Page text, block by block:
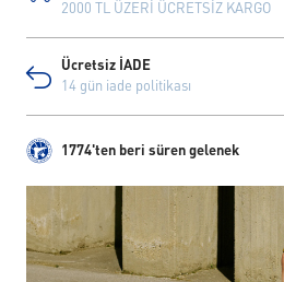
2000 TL ÜZERİ ÜCRETSİZ KARGO
Ücretsiz İADE
14 gün iade politikası
1774'ten beri süren gelenek